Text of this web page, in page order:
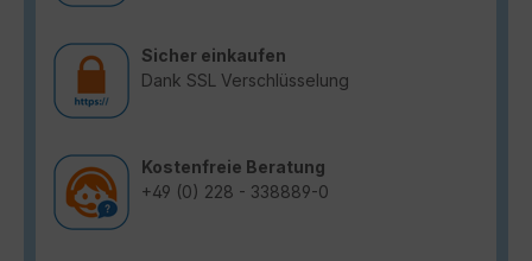
Sicher einkaufen
Dank SSL Verschlüsselung
Kostenfreie Beratung
+49 (0) 228 - 338889-0